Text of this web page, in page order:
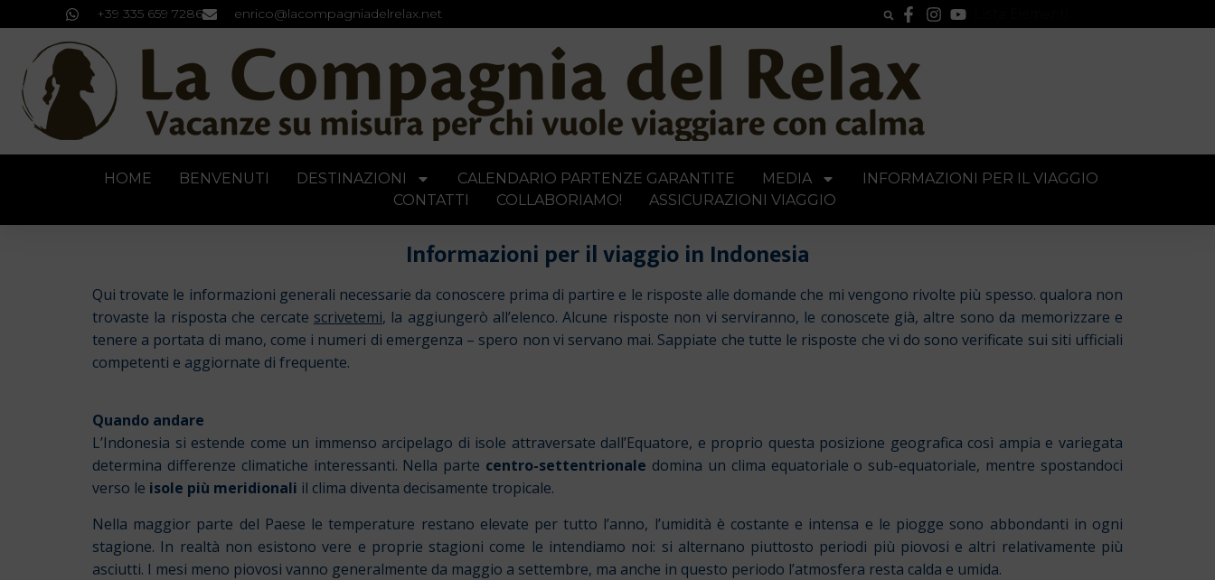
+39 335 659 7286 enrico@lacompagniadelrelax.net
HOME BENVENUTI DESTINAZIONI CALENDARIO PARTENZE GARANTITE MEDIA
INFORMAZIONI PER IL VIAGGIO
CONTATTI
COLLABORIAMO! ASSICURAZIONI VIAGGIO
Informazioni per il viaggio in Indonesia
Qui trovate le informazioni generali necessarie da conoscere prima di partire e le risposte alle domande che mi vengono rivolte più spesso. qualora non
trovaste la risposta che cercate scrivetemi, la aggiungerò all’elenco. Alcune risposte non vi serviranno, le conoscete già, altre sono da memorizzare e
tenere a portata di mano, come i numeri di emergenza – spero non vi servano mai. Sappiate che tutte le risposte che vi do sono verificate sui siti ufficiali
competenti e aggiornate di frequente.
Quando andare
L’Indonesia si estende come un immenso arcipelago di isole attraversate dall’Equatore, e proprio questa posizione geografica così ampia e variegata
determina differenze climatiche interessanti. Nella parte centro-settentrionale domina un clima equatoriale o sub-equatoriale, mentre spostandoci
verso le isole più meridionali il clima diventa decisamente tropicale.
Nella maggior parte del Paese le temperature restano elevate per tutto l’anno, l’umidità è costante e intensa e le piogge sono abbondanti in ogni
stagione. In realtà non esistono vere e proprie stagioni come le intendiamo noi: si alternano piuttosto periodi più piovosi e altri relativamente più
asciutti. I mesi meno piovosi vanno generalmente da maggio a settembre, ma anche in questo periodo l’atmosfera resta calda e umida.